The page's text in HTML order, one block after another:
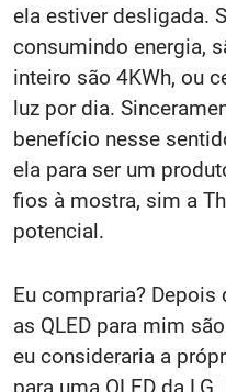
ela estiver desligada.
consumindo energia,
inteiro são 4KWh, ou
luz por dia.
benefício nesse
ela para ser um
fios à mostra, sim a
potencial.
Eu compraria? Depois
as QLED para mim
eu consideraria a